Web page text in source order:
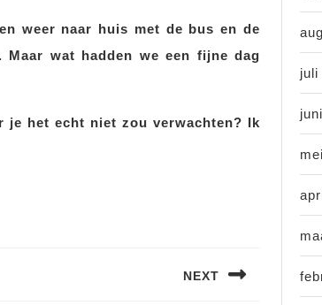
weer naar huis met de bus en de
wat hadden we een fijne dag
je het echt niet zou verwachten? Ik
NEXT
juli